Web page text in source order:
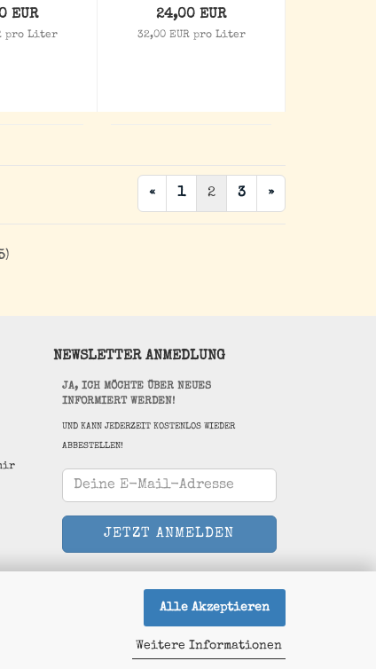
Alle Akzeptieren
Weitere Informationen
EUR
pro Liter
24,00 EUR
32,00 EUR pro Liter
« 1 2 3 »
)
NEWSLETTER ANMEDLUNG
JA, ICH MÖCHTE ÜBER NEUES
INFORMIERT WERDEN!
UND KANN JEDERZEIT KOSTENLOS WIEDER
ABBESTELLEN!